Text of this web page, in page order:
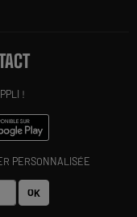
!
PERSONNALISÉE
OK